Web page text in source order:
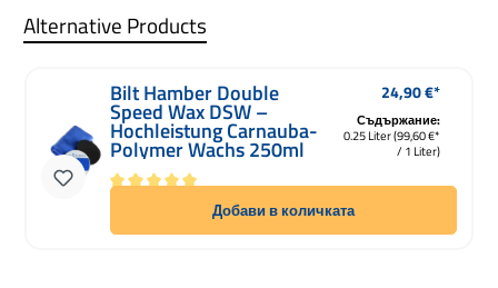
Alternative Products
Bilt Hamber Double
Speed Wax DSW –
Hochleistung Carnauba-
Polymer Wachs 250ml
Средна оценка за 5 от 5 звезди
Съдържание:
0.25 Liter(99,60 €*
/ 1 Liter)
Редовна цена:
24,90 €*
Добави в количката